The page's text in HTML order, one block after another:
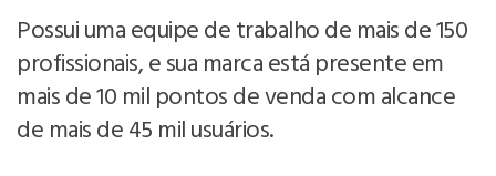
Possui uma equipe de trabalho de mais de 150
profissionais, e sua marca está presente em
mais de 10 mil pontos de venda com alcance
de mais de 45 mil usuários.